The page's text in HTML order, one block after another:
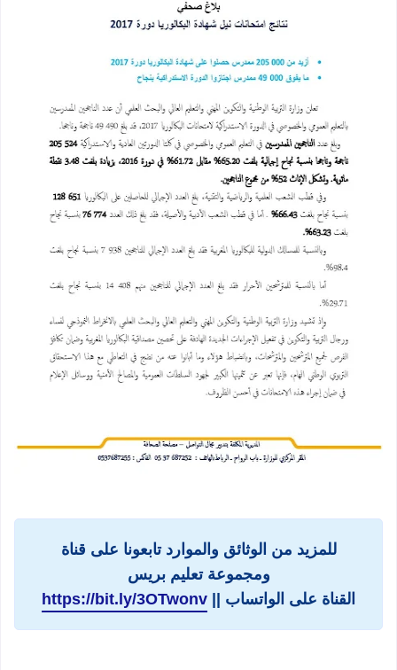
للمزيد من الوثائق والموارد تابعونا على قناة
ومجموعة تعليم بريس
القناة على الواتساب || https://bit.ly/3OTwonv